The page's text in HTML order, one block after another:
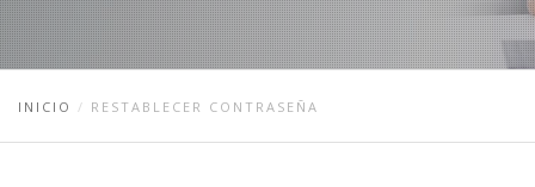
INICIO RESTABLECER CONTRASEÑA